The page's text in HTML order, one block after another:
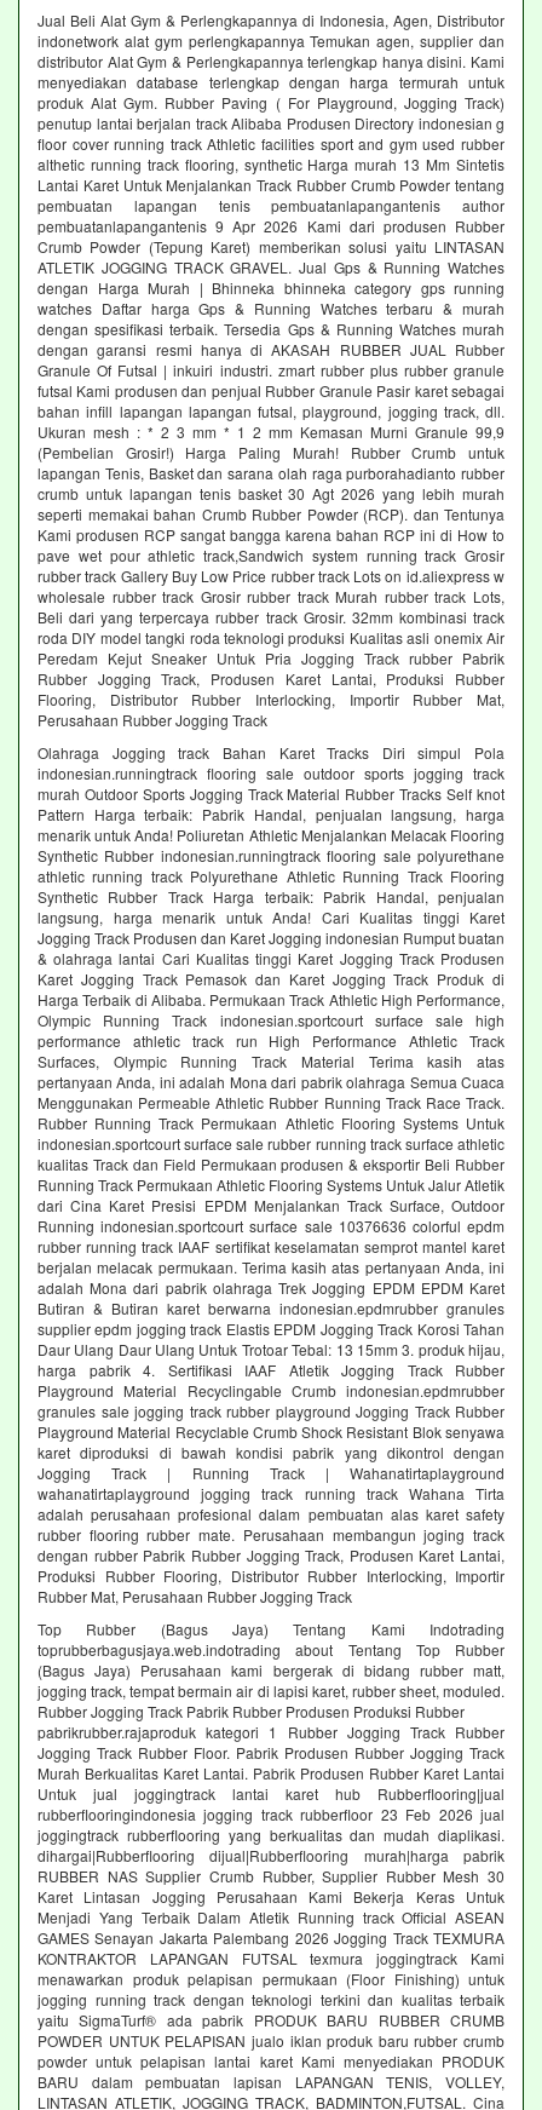
Jual Beli Alat Gym & Perlengkapannya di Indonesia, Agen, Distributor
indonetwork alat gym perlengkapannya Temukan agen, supplier dan
distributor Alat Gym & Perlengkapannya terlengkap hanya disini. Kami
menyediakan database terlengkap dengan harga termurah untuk
produk Alat Gym. Rubber Paving ( For Playground, Jogging Track)
penutup lantai berjalan track Alibaba Produsen Directory indonesian g
floor cover running track Athletic facilities sport and gym used rubber
althetic running track flooring, synthetic Harga murah 13 Mm Sintetis
Lantai Karet Untuk Menjalankan Track Rubber Crumb Powder tentang
pembuatan lapangan tenis pembuatanlapangantenis author
pembuatanlapangantenis 9 Apr 2026 Kami dari produsen Rubber
Crumb Powder (Tepung Karet) memberikan solusi yaitu LINTASAN
ATLETIK JOGGING TRACK GRAVEL. Jual Gps & Running Watches
dengan Harga Murah | Bhinneka bhinneka category gps running
watches Daftar harga Gps & Running Watches terbaru & murah
dengan spesifikasi terbaik. Tersedia Gps & Running Watches murah
dengan garansi resmi hanya di AKASAH RUBBER JUAL Rubber
Granule Of Futsal | inkuiri industri. zmart rubber plus rubber granule
futsal Kami produsen dan penjual Rubber Granule Pasir karet sebagai
bahan infill lapangan lapangan futsal, playground, jogging track, dll.
Ukuran mesh : * 2 3 mm * 1 2 mm Kemasan Murni Granule 99,9
(Pembelian Grosir!) Harga Paling Murah! Rubber Crumb untuk
lapangan Tenis, Basket dan sarana olah raga purborahadianto rubber
crumb untuk lapangan tenis basket 30 Agt 2026 yang lebih murah
seperti memakai bahan Crumb Rubber Powder (RCP). dan Tentunya
Kami produsen RCP sangat bangga karena bahan RCP ini di How to
pave wet pour athletic track,Sandwich system running track Grosir
rubber track Gallery Buy Low Price rubber track Lots on id.aliexpress w
wholesale rubber track Grosir rubber track Murah rubber track Lots,
Beli dari yang terpercaya rubber track Grosir. 32mm kombinasi track
roda DIY model tangki roda teknologi produksi Kualitas asli onemix Air
Peredam Kejut Sneaker Untuk Pria Jogging Track rubber Pabrik
Rubber Jogging Track, Produsen Karet Lantai, Produksi Rubber
Flooring, Distributor Rubber Interlocking, Importir Rubber Mat,
Perusahaan Rubber Jogging Track
Olahraga Jogging track Bahan Karet Tracks Diri simpul Pola
indonesian.runningtrack flooring sale outdoor sports jogging track
murah Outdoor Sports Jogging Track Material Rubber Tracks Self knot
Pattern Harga terbaik: Pabrik Handal, penjualan langsung, harga
menarik untuk Anda! Poliuretan Athletic Menjalankan Melacak Flooring
Synthetic Rubber indonesian.runningtrack flooring sale polyurethane
athletic running track Polyurethane Athletic Running Track Flooring
Synthetic Rubber Track Harga terbaik: Pabrik Handal, penjualan
langsung, harga menarik untuk Anda! Cari Kualitas tinggi Karet
Jogging Track Produsen dan Karet Jogging indonesian Rumput buatan
& olahraga lantai Cari Kualitas tinggi Karet Jogging Track Produsen
Karet Jogging Track Pemasok dan Karet Jogging Track Produk di
Harga Terbaik di Alibaba. Permukaan Track Athletic High Performance,
Olympic Running Track indonesian.sportcourt surface sale high
performance athletic track run High Performance Athletic Track
Surfaces, Olympic Running Track Material Terima kasih atas
pertanyaan Anda, ini adalah Mona dari pabrik olahraga Semua Cuaca
Menggunakan Permeable Athletic Rubber Running Track Race Track.
Rubber Running Track Permukaan Athletic Flooring Systems Untuk
indonesian.sportcourt surface sale rubber running track surface athletic
kualitas Track dan Field Permukaan produsen & eksportir Beli Rubber
Running Track Permukaan Athletic Flooring Systems Untuk Jalur Atletik
dari Cina Karet Presisi EPDM Menjalankan Track Surface, Outdoor
Running indonesian.sportcourt surface sale 10376636 colorful epdm
rubber running track IAAF sertifikat keselamatan semprot mantel karet
berjalan melacak permukaan. Terima kasih atas pertanyaan Anda, ini
adalah Mona dari pabrik olahraga Trek Jogging EPDM EPDM Karet
Butiran & Butiran karet berwarna indonesian.epdmrubber granules
supplier epdm jogging track Elastis EPDM Jogging Track Korosi Tahan
Daur Ulang Daur Ulang Untuk Trotoar Tebal: 13 15mm 3. produk hijau,
harga pabrik 4. Sertifikasi IAAF Atletik Jogging Track Rubber
Playground Material Recyclingable Crumb indonesian.epdmrubber
granules sale jogging track rubber playground Jogging Track Rubber
Playground Material Recyclable Crumb Shock Resistant Blok senyawa
karet diproduksi di bawah kondisi pabrik yang dikontrol dengan
Jogging Track | Running Track | Wahanatirtaplayground
wahanatirtaplayground jogging track running track Wahana Tirta
adalah perusahaan profesional dalam pembuatan alas karet safety
rubber flooring rubber mate. Perusahaan membangun joging track
dengan rubber Pabrik Rubber Jogging Track, Produsen Karet Lantai,
Produksi Rubber Flooring, Distributor Rubber Interlocking, Importir
Rubber Mat, Perusahaan Rubber Jogging Track
Top Rubber (Bagus Jaya) Tentang Kami Indotrading
toprubberbagusjaya.web.indotrading about Tentang Top Rubber
(Bagus Jaya) Perusahaan kami bergerak di bidang rubber matt,
jogging track, tempat bermain air di lapisi karet, rubber sheet, moduled.
Rubber Jogging Track Pabrik Rubber Produsen Produksi Rubber
pabrikrubber.rajaproduk kategori 1 Rubber Jogging Track Rubber
Jogging Track Rubber Floor. Pabrik Produsen Rubber Jogging Track
Murah Berkualitas Karet Lantai. Pabrik Produsen Rubber Karet Lantai
Untuk jual joggingtrack lantai karet hub Rubberflooring|jual
rubberflooringindonesia jogging track rubberfloor 23 Feb 2026 jual
joggingtrack rubberflooring yang berkualitas dan mudah diaplikasi.
dihargai|Rubberflooring dijual|Rubberflooring murah|harga pabrik
RUBBER NAS Supplier Crumb Rubber, Supplier Rubber Mesh 30
Karet Lintasan Jogging Perusahaan Kami Bekerja Keras Untuk
Menjadi Yang Terbaik Dalam Atletik Running track Official ASEAN
GAMES Senayan Jakarta Palembang 2026 Jogging Track TEXMURA
KONTRAKTOR LAPANGAN FUTSAL texmura joggingtrack Kami
menawarkan produk pelapisan permukaan (Floor Finishing) untuk
jogging running track dengan teknologi terkini dan kualitas terbaik
yaitu SigmaTurf® ada pabrik PRODUK BARU RUBBER CRUMB
POWDER UNTUK PELAPISAN jualo iklan produk baru rubber crumb
powder untuk pelapisan lantai karet Kami menyediakan PRODUK
BARU dalam pembuatan lapisan LAPANGAN TENIS, VOLLEY,
LINTASAN ATLETIK, JOGGING TRACK, BADMINTON,FUTSAL. Cina